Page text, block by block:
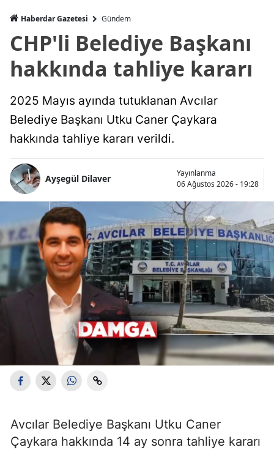
Haberdar Gazetesi Gündem
CHP'li Belediye Başkanı
hakkında tahliye kararı
2025 Mayıs ayında tutuklanan Avcılar
Belediye Başkanı Utku Caner Çaykara
hakkında tahliye kararı verildi.
Ayşegül Dilaver
Yayınlanma
06 Ağustos 2026 - 19:28
Avcılar Belediye Başkanı Utku Caner
Çaykara hakkında 14 ay sonra tahliye kararı